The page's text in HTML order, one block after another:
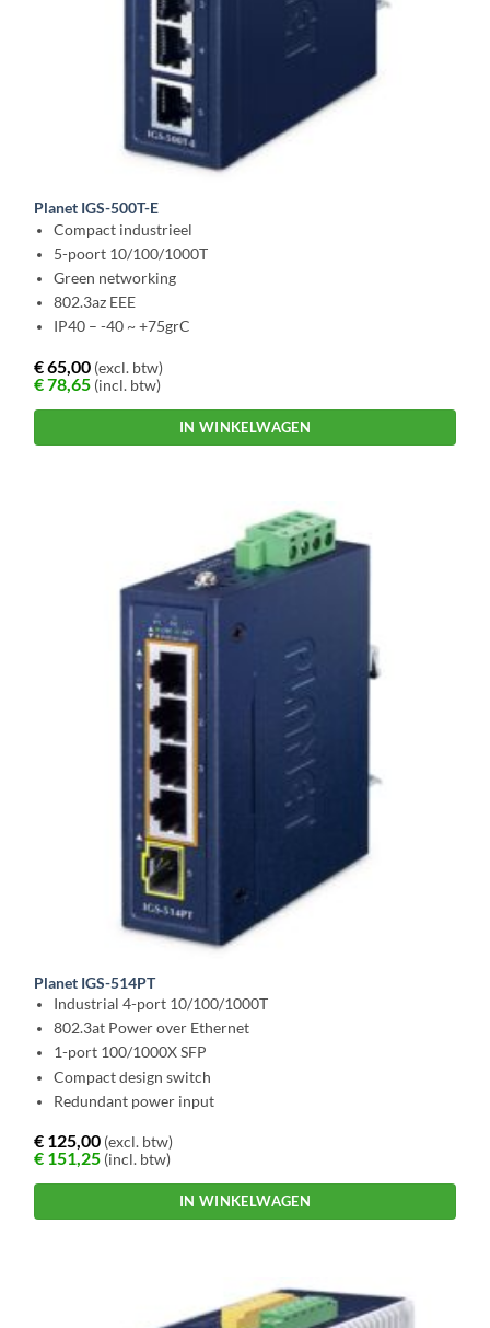
Planet IGS-500T-E
Compact industrieel
5-poort 10/100/1000T
Green networking
802.3az EEE
IP40 – -40 ~ +75grC
€65,00 (excl. btw)
€78,65 (incl. btw)
IN WINKELWAGEN
Planet IGS-514PT
Industrial 4-port 10/100/1000T
802.3at Power over Ethernet
1-port 100/1000X SFP
Compact design switch
Redundant power input
€ 125,00 (excl. btw)
€ 151,25 (incl. btw)
IN WINKELWAGEN